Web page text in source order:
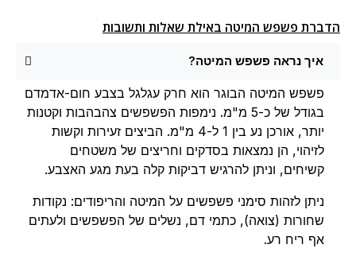
הדברת פשפש המיטה באילת שאלות ותשובות
איך נראה פשפש המיטה?
פשפש המיטה הבוגר הוא חרק עגלגל בצבע חום-אדמדם
בגודל של כ-5 מ"מ. נימפות הפשפשים צהבהבות וקטנות
יותר, אורכן נע בין 1 ל-4 מ"מ. הביצים זעירות וקשות
לזיהוי, הן נמצאות בסדקים וחריצים של משטחים
קשיחים, וניתן להרגיש דביקות קלה בעת מגע האצבע.
ניתן לזהות סימני פשפשים על המיטה והריפודים: נקודות
שחורות (צואה), כתמי דם, נשלים של הפשפשים ולעתים
אף ריח רע.